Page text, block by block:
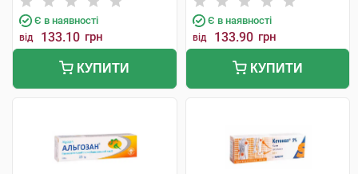
Є в наявності
від 133.10 грн
КУПИТИ
Є в наявності
від 133.90 грн
КУПИТИ